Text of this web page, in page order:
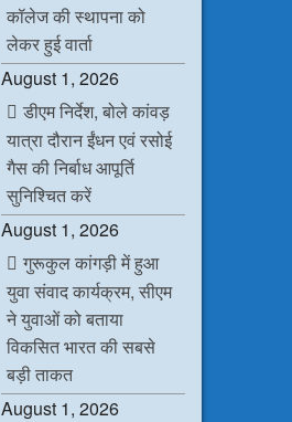
कॉलेज की स्थापना को
लेकर हुई वार्ता
August 1, 2026
डीएम निर्देश, बोले कांवड़
यात्रा दौरान ईंधन एवं रसोई
गैस की निर्बाध आपूर्ति
सुनिश्चित करें
August 1, 2026
गुरूकुल कांगड़ी में हुआ
युवा संवाद कार्यक्रम, सीएम
ने युवाओं को बताया
विकसित भारत की सबसे
बड़ी ताकत
August 1, 2026